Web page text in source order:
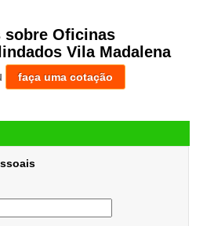
sobre Oficinas
Vila Madalena
faça uma cotação